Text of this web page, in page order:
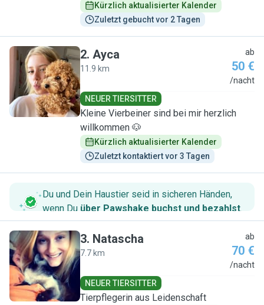
Kürzlich aktualisierter Kalender
Zuletzt gebucht vor 2 Tagen
A
2. Ayca
11.9 km
ab
50 €
/nacht
NEUER TIERSITTER
Kleine Vierbeiner sind bei mir herzlich
willkommen 🐶
Kürzlich aktualisierter Kalender
Zuletzt kontaktiert vor 3 Tagen
Du und Dein Haustier seid in sicheren Händen,
wenn Du über Pawshake buchst und bezahlst.
N
3. Natascha
7.7 km
ab
70 €
/nacht
NEUER TIERSITTER
Tierpflegerin aus Leidenschaft